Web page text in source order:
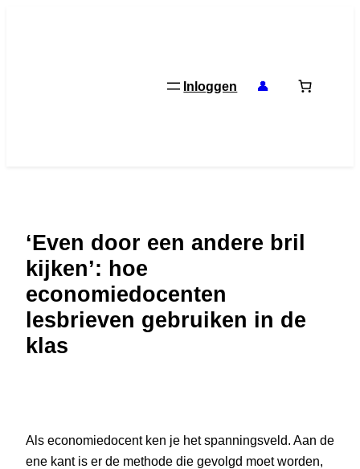
Inloggen 👤
‘Even door een andere bril
kijken’: hoe
economiedocenten
lesbrieven gebruiken in de
klas
Als economiedocent ken je het spanningsveld. Aan de
ene kant is er de methode die gevolgd moet worden,